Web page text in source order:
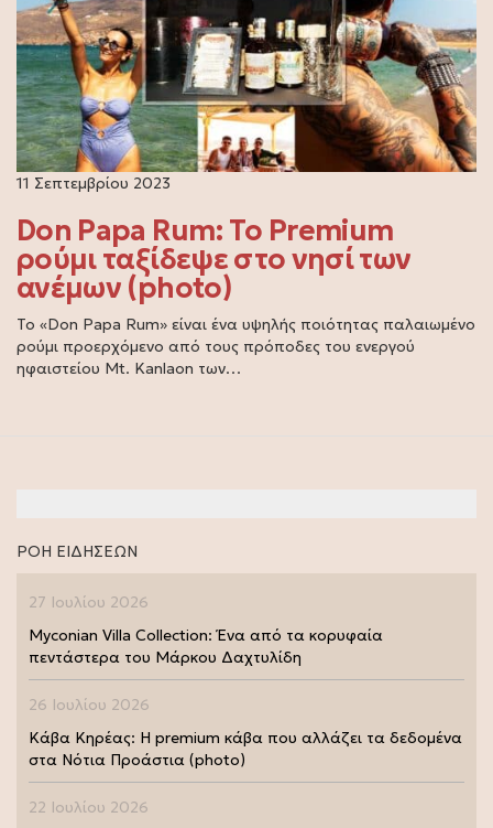
11 Σεπτεμβρίου 2023
Don Papa Rum: Το Premium
ρούμι ταξίδεψε στο νησί των
ανέμων (photo)
Το «Don Papa Rum» είναι ένα υψηλής ποιότητας παλαιωμένο
ρούμι προερχόμενο από τους πρόποδες του ενεργού
ηφαιστείου Mt. Kanlaon των…
ΡΟΗ ΕΙΔΗΣΕΩΝ
27 Ιουλίου 2026
Myconian Villa Collection: Ένα από τα κορυφαία
πεντάστερα του Μάρκου Δαχτυλίδη
26 Ιουλίου 2026
Κάβα Κηρέας: Η premium κάβα που αλλάζει τα δεδομένα
στα Νότια Προάστια (photo)
22 Ιουλίου 2026